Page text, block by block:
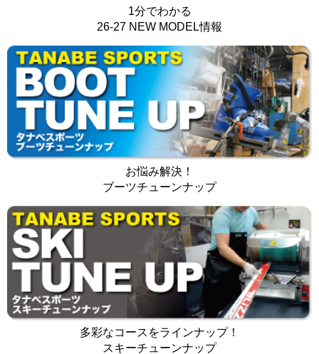
1分でわかる
26-27 NEW MODEL情報
お悩み解決！
ブーツチューンナップ
多彩なコースをラインナップ！
スキーチューンナップ